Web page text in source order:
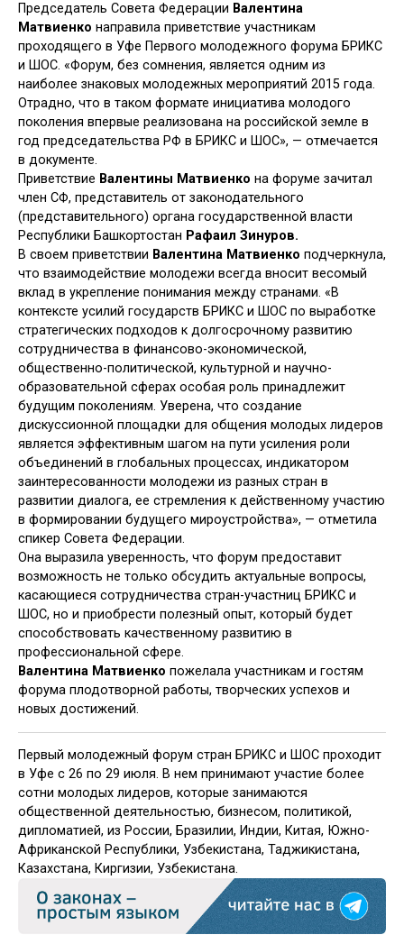
Председатель Совета Федерации Валентина
Матвиенко направила приветствие участникам
проходящего в Уфе Первого молодежного форума БРИКС
и ШОС. «Форум, без сомнения, является одним из
наиболее знаковых молодежных мероприятий 2015 года.
Отрадно, что в таком формате инициатива молодого
поколения впервые реализована на российской земле в
год председательства РФ в БРИКС и ШОС», — отмечается
в документе.
Приветствие Валентины Матвиенко на форуме зачитал
член СФ, представитель от законодательного
(представительного) органа государственной власти
Республики Башкортостан Рафаил Зинуров.
В своем приветствии Валентина Матвиенко подчеркнула,
что взаимодействие молодежи всегда вносит весомый
вклад в укрепление понимания между странами. «В
контексте усилий государств БРИКС и ШОС по выработке
стратегических подходов к долгосрочному развитию
сотрудничества в финансово-экономической,
общественно-политической, культурной и научно-
образовательной сферах особая роль принадлежит
будущим поколениям. Уверена, что создание
дискуссионной площадки для общения молодых лидеров
является эффективным шагом на пути усиления роли
объединений в глобальных процессах, индикатором
заинтересованности молодежи из разных стран в
развитии диалога, ее стремления к действенному участию
в формировании будущего мироустройства», — отметила
спикер Совета Федерации.
Она выразила уверенность, что форум предоставит
возможность не только обсудить актуальные вопросы,
касающиеся сотрудничества стран-участниц БРИКС и
ШОС, но и приобрести полезный опыт, который будет
способствовать качественному развитию в
профессиональной сфере.
Валентина Матвиенко пожелала участникам и гостям
форума плодотворной работы, творческих успехов и
новых достижений.
Первый молодежный форум стран БРИКС и ШОС проходит
в Уфе с 26 по 29 июля. В нем принимают участие более
сотни молодых лидеров, которые занимаются
общественной деятельностью, бизнесом, политикой,
дипломатией, из России, Бразилии, Индии, Китая, Южно-
Африканской Республики, Узбекистана, Таджикистана,
Казахстана, Киргизии, Узбекистана.